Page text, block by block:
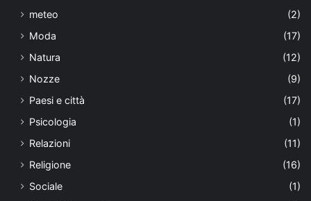
meteo
(2)
Moda
(17)
Natura
(12)
Nozze
(9)
Paesi e città
(17)
Psicologia
(1)
Relazioni
(11)
Religione
(16)
Sociale
(1)